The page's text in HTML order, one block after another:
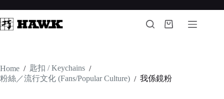
to
content
Shopping
Home / 匙扣 / Keychains /
粉絲／流行文化 (Fans/Popular Culture) / 我係鏡粉